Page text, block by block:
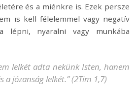
és a miénkre is. Ezek persze
is kell félelemmel vagy negatív
lépni, nyaralni vagy munkába
lelkét adta nekünk Isten, hanem
a józanság lelkét.”(2Tim 1,7)